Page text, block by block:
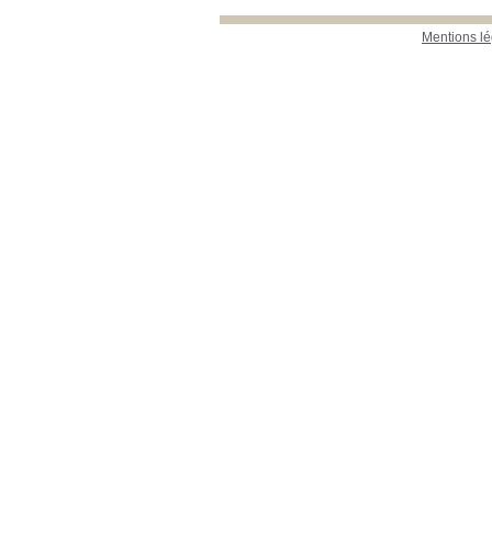
Mentions